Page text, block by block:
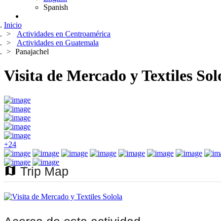
Spanish
Inicio
Actividades en Centroamérica
Actividades en Guatemala
Panajachel
Visita de Mercado y Textiles
+24
map Trip Map